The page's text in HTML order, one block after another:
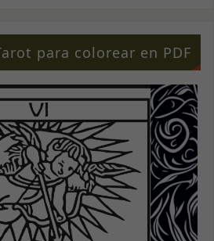
para colorear en PDF